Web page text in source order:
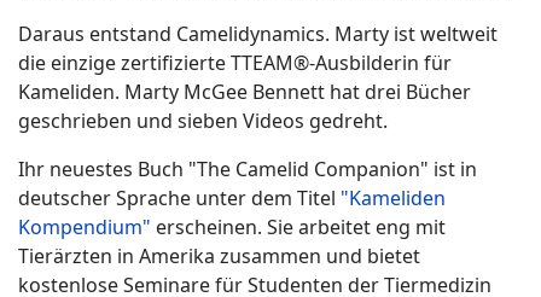
Daraus entstand Camelidynamics. Marty ist weltweit
die einzige zertifizierte TTEAM®-Ausbilderin für
Kameliden. Marty McGee Bennett hat drei Bücher
geschrieben und sieben Videos gedreht.
Ihr neuestes Buch "The Camelid Companion" ist in
deutscher Sprache unter dem Titel "Kameliden
Kompendium" erscheinen. Sie arbeitet eng mit
Tierärzten in Amerika zusammen und bietet
kostenlose Seminare für Studenten der Tiermedizin